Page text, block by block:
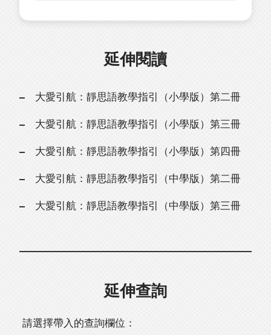
延伸閱讀
大愛引航：靜思語教學指引（小學版）第二冊
大愛引航：靜思語教學指引（小學版）第三冊
大愛引航：靜思語教學指引（小學版）第四冊
大愛引航：靜思語教學指引（中學版）第二冊
大愛引航：靜思語教學指引（中學版）第三冊
延伸查詢
請選擇帶入的查詢欄位：